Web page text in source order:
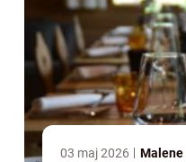
03 maj 2026 Malene